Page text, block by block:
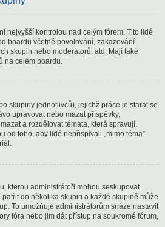
nejvyšší kontrolou nad celým fórem. Tito lidé
boardu včetně povolování, zakazování
skupin nebo moderátorů, atd. Mají také
na celém boardu.
skupiny jednotlivců), jejichž práce je starat se
upravovat nebo mazat příspěvky,
a rozdělovat témata, která spravují.
od toho, aby lidé nepřispívali „mimo téma”
kterou administrátoři mohou seskupovat
do několika skupin a každé skupině může
To umožňuje administrátorům snáze nastavit
fóra nebo jim dát přístup na soukromé fórum,